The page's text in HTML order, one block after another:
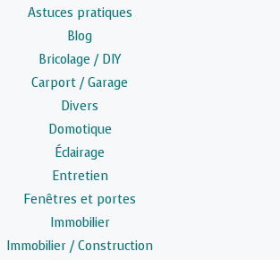
Astuces pratiques
Blog
Bricolage / DIY
Carport / Garage
Divers
Domotique
Éclairage
Entretien
Fenêtres et portes
Immobilier
Immobilier / Construction